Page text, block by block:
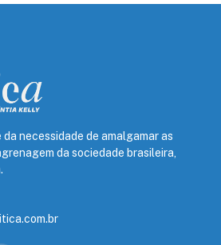
necessidade de amalgamar as
da sociedade brasileira,